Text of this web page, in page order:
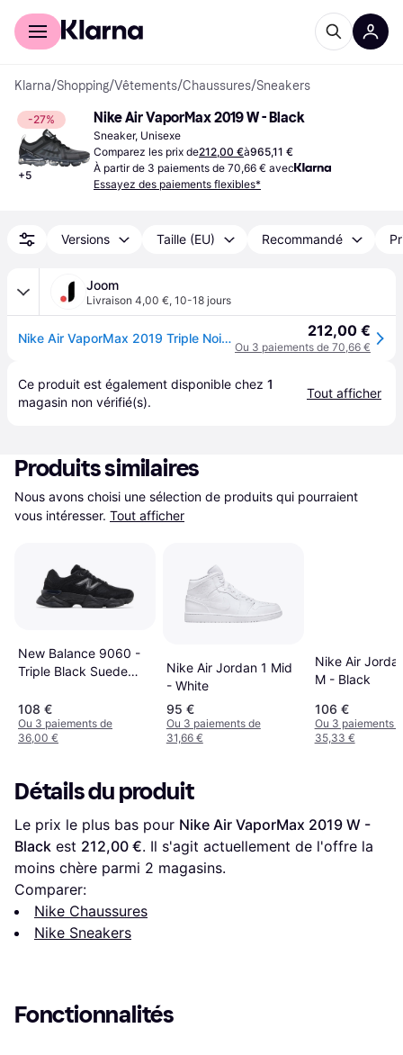
Acheter avec Klarna
Klarna/Shopping/Vêtements/Chaussures/Sneakers
-27%
+5
Nike Air VaporMax 2019 W - Black
Sneaker, Unisexe
Comparez les prix de212,00 €à965,11 €
À partir de 3 paiements de 70,66 € avec
Essayez des paiements flexibles*
Versions Taille (EU) Recommandé
Joom
Livraison 4,00 €, 10-18 jours
Nike Air VaporMax 2019 Triple Noir Femme AR6632-002 38 212,00 €
Ou 3 paiements de 70,66 €
Ce produit est également disponible chez 1
magasin non vérifié(s).
Tout afficher
Produits similaires
Nous avons choisi une sélection de produits qui pourraient
vous intéresser. Tout afficher
New Balance 9060 -
Triple Black Suede
108 €
Ou 3 paiements de
36,00 €
Nike Air Jordan 1 Mid
- White
95 €
Ou 3 paiements de
31,66 €
Nike Air
M - Black
106 €
Ou 3 paiements
35,33 €
Détails du produit
Le prix le plus bas pour Nike Air VaporMax 2019 W -
Black est 212,00 €. Il s'agit actuellement de l'offre la
moins chère parmi 2 magasins.
Comparer:
Nike Chaussures
Nike Sneakers
Fonctionnalités